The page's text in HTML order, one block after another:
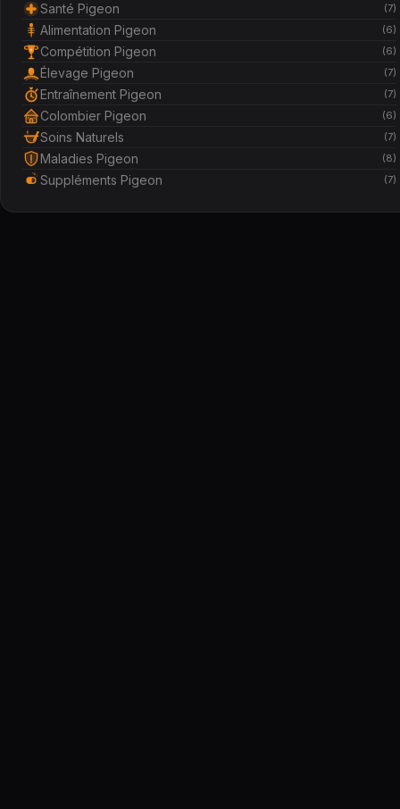
Santé Pigeon (7)
Alimentation Pigeon (6)
Compétition Pigeon (6)
Élevage Pigeon (7)
Entraînement Pigeon (7)
Colombier Pigeon (6)
Soins Naturels (7)
Maladies Pigeon (8)
Suppléments Pigeon (7)